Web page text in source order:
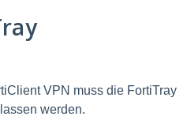
VPN muss die FortiTray
werden.